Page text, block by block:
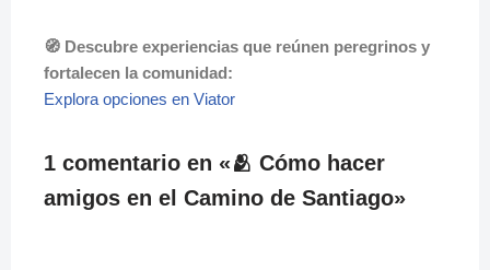
🧭 Descubre experiencias que reúnen peregrinos y
fortalecen la comunidad:
Explora opciones en Viator
1 comentario en «🫂 Cómo hacer
amigos en el Camino de Santiago»